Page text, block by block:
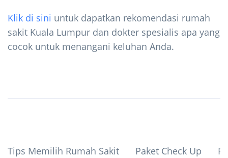
Klik di sini untuk dapatkan rekomendasi rumah
sakit Kuala Lumpur dan dokter spesialis apa yang
cocok untuk menangani keluhan Anda.
Tips Memilih Rumah Sakit Paket Check Up